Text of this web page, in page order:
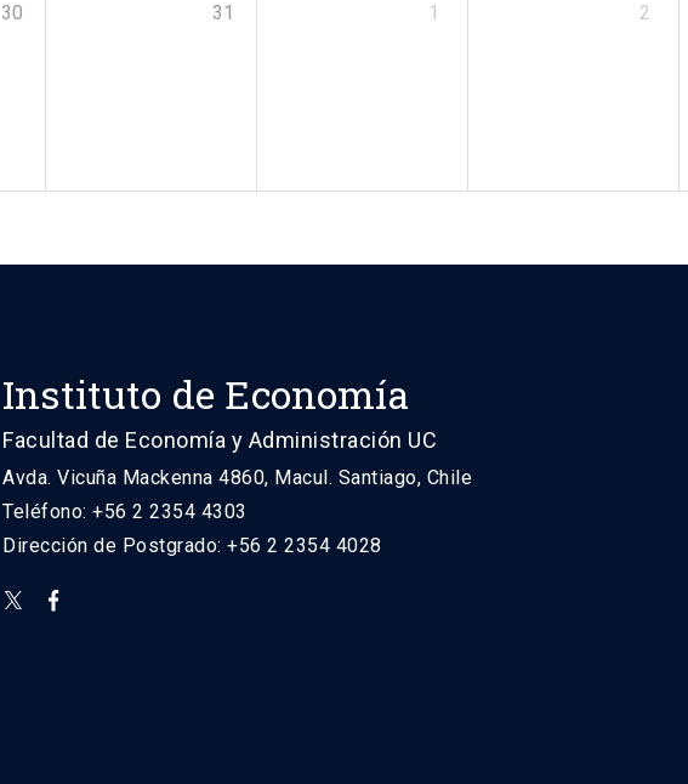
30 31 1 2
Instituto de Economía
Facultad de Economía y Administración UC
Avda. Vicuña Mackenna 4860, Macul. Santiago, Chile
Teléfono: +56 2 2354 4303
Dirección de Postgrado: +56 2 2354 4028